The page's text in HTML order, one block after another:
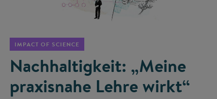
IMPACT OF SCIENCE
Nachhaltigkeit: „Meine
praxisnahe Lehre wirkt“